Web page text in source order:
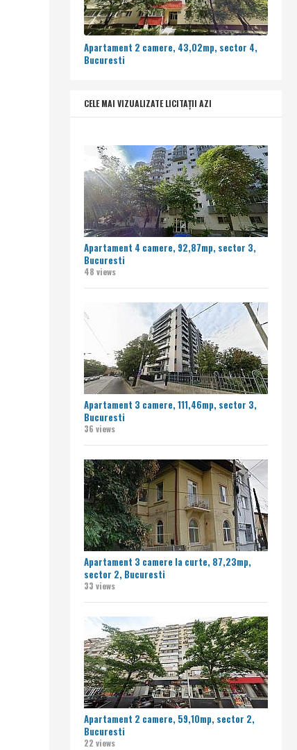
Apartament 2 camere, 43,02mp, sector 4,
Bucuresti
CELE MAI VIZUALIZATE LICITAȚII AZI
Apartament 4 camere, 92,87mp, sector 3,
Bucuresti
48 views
Apartament 3 camere, 111,46mp, sector 3,
Bucuresti
36 views
Apartament 3 camere la curte, 87,23mp,
sector 2, Bucuresti
33 views
Apartament 2 camere, 59,10mp, sector 2,
Bucuresti
22 views